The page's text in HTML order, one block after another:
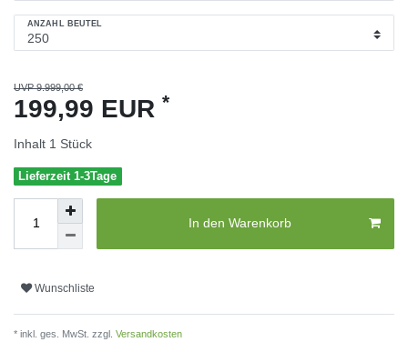
ANZAHL BEUTEL
UVP 9.999,00 €
199,99 EUR *
Inhalt 1 Stück
Lieferzeit 1-3Tage
In den Warenkorb
Wunschliste
* inkl. ges. MwSt. zzgl. Versandkosten